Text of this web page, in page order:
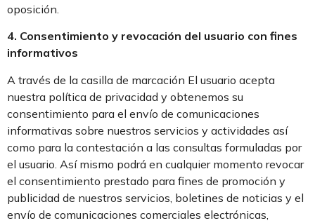
oposición.
4. Consentimiento y revocación del usuario con fines
informativos
A través de la casilla de marcación El usuario acepta
nuestra política de privacidad y obtenemos su
consentimiento para el envío de comunicaciones
informativas sobre nuestros servicios y actividades así
como para la contestación a las consultas formuladas por
el usuario. Así mismo podrá en cualquier momento revocar
el consentimiento prestado para fines de promoción y
publicidad de nuestros servicios, boletines de noticias y el
envío de comunicaciones comerciales electrónicas,